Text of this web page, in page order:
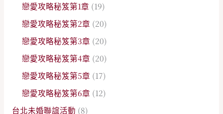
戀愛攻略秘笈第1章 (19)
戀愛攻略秘笈第2章 (20)
戀愛攻略秘笈第3章 (20)
戀愛攻略秘笈第4章 (20)
戀愛攻略秘笈第5章 (17)
戀愛攻略秘笈第6章 (12)
台北未婚聯誼活動 (8)